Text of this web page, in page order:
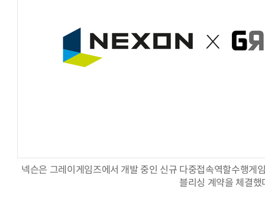
넥슨은 그레이게임즈에서 개발 중인 신규 다중접속역할수행게
블리싱 계약을 체결했